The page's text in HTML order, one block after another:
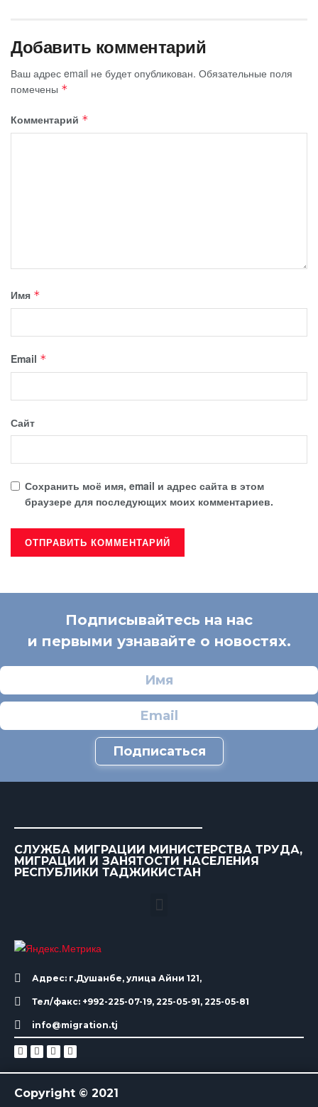
Добавить комментарий
Ваш адрес email не будет опубликован. Обязательные поля
помечены *
Комментарий *
Имя *
Email *
Сайт
Сохранить моё имя, email и адрес сайта в этом
браузере для последующих моих комментариев.
Подписывайтесь на нас
и первыми узнавайте о новостях.
Подписаться
СЛУЖБА МИГРАЦИИ МИНИСТЕРСТВА ТРУДА,
МИГРАЦИИ И ЗАНЯТОСТИ НАСЕЛЕНИЯ
РЕСПУБЛИКИ ТАДЖИКИСТАН
Адрес: г.Душанбе, улица Айни 121,
Тел/факс: +992-225-07-19, 225-05-91, 225-05-81
info@migration.tj
Copyright © 2021